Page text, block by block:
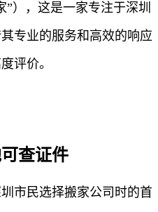
），这是一家专注于深圳
专业的服务和高效的响应
评价。
查证件
市民选择搬家公司时的首